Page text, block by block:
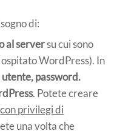
di:
al serversu cui sono
ospitato WordPress). In
utente,password.
. Potete creare
con privilegi di
una volta che